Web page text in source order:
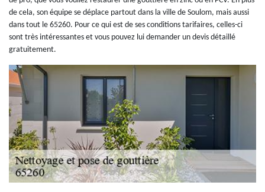
de cela, son équipe se déplace partout dans la ville de Soulom, mais aussi
dans tout le 65260. Pour ce qui est de ses conditions tarifaires, celles-ci
sont très intéressantes et vous pouvez lui demander un devis détaillé
gratuitement.